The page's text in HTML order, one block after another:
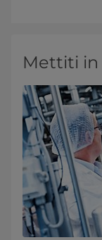
Mettiti in